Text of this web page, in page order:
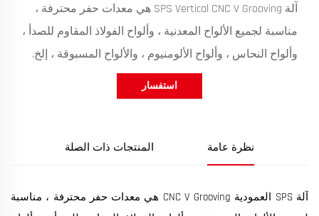
آلة SPS Vertical CNC V Grooving هي معدات حفر محترفة ،
مناسبة لجميع الألواح المعدنية ، وألواح الفولاذ المقاوم للصدأ ،
وألواح النحاس ، وألواح الألومنيوم ، والألواح المسبوقة ، إلخ.
استفسار
نظرة عامة المنتجات ذات الصلة
آلة SPS العمودية CNC V Grooving هي معدات حفر محترفة ، مناسبة